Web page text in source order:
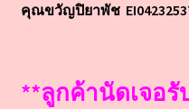
คุณขวัญปิยาพัช
**ลูกค้านัดเจอ